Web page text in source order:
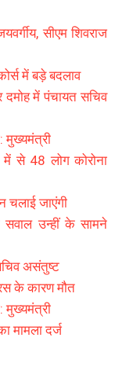
सीएम शिवराज
में बड़े बदलाव
में पंचायत सचिव
मुख्यमंत्री
में से 48 लोग कोरोना
चलाई जाएंगी
सवाल उन्हीं के सामने
असंतुष्ट
के कारण मौत
मुख्यमंत्री
मामला दर्ज